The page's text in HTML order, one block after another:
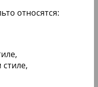
относятся: